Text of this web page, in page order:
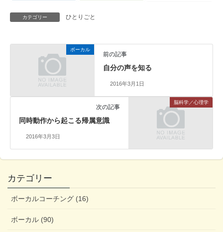
カテゴリー ひとりごと
ボーカル
前の記事
自分の声を知る
2016年3月1日
脳科学／心理学
次の記事
同時動作から起こる帰属意識
2016年3月3日
カテゴリー
ボーカルコーチング (16)
ボーカル (90)